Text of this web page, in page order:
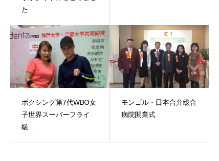
た
ボクシング第7代WBO女
子世界スーパーフライ
級...
モンゴル・日本合弁総合
病院開業式